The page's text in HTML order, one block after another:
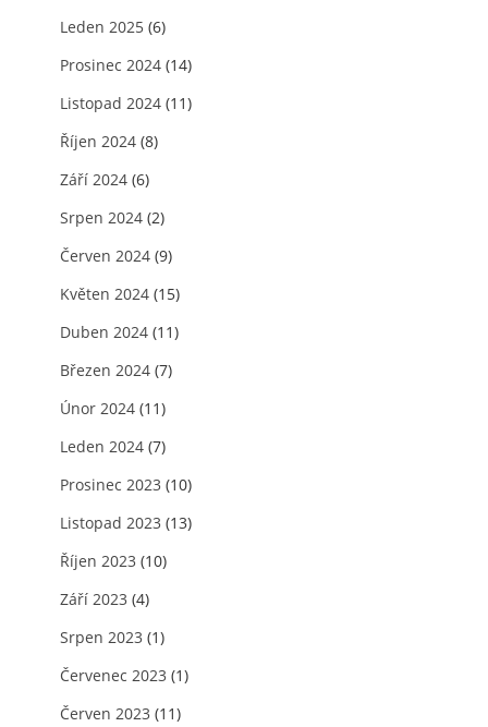
Leden 2025 (6)
Prosinec 2024 (14)
Listopad 2024 (11)
Říjen 2024 (8)
Září 2024 (6)
Srpen 2024 (2)
Červen 2024 (9)
Květen 2024 (15)
Duben 2024 (11)
Březen 2024 (7)
Únor 2024 (11)
Leden 2024 (7)
Prosinec 2023 (10)
Listopad 2023 (13)
Říjen 2023 (10)
Září 2023 (4)
Srpen 2023 (1)
Červenec 2023 (1)
Červen 2023 (11)